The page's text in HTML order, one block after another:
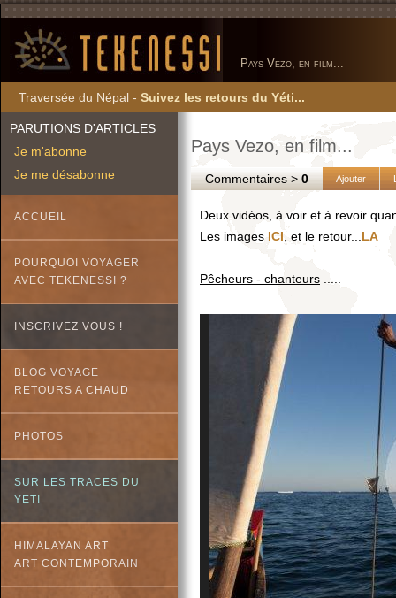
Pays Vezo, en film...
Traversée du Népal - Suivez les retours du Yéti...
PARUTIONS D'ARTICLES
Je m'abonne
Je me désabonne
ACCUEIL
POURQUOI VOYAGER
AVEC TEKENESSI ?
INSCRIVEZ VOUS !
BLOG VOYAGE
RETOURS A CHAUD
PHOTOS
SUR LES TRACES DU
YETI
HIMALAYAN ART
ART CONTEMPORAIN
Pays Vezo, en film...
Commentaires >0 Ajouter
Deux vidéos, à voir et à revoir
Les images ICI , et le retour... LA
Pêcheurs - chanteurs